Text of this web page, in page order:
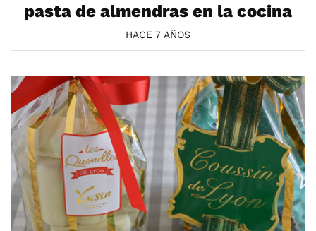
pasta de almendras en la cocina
HACE 7 AÑOS